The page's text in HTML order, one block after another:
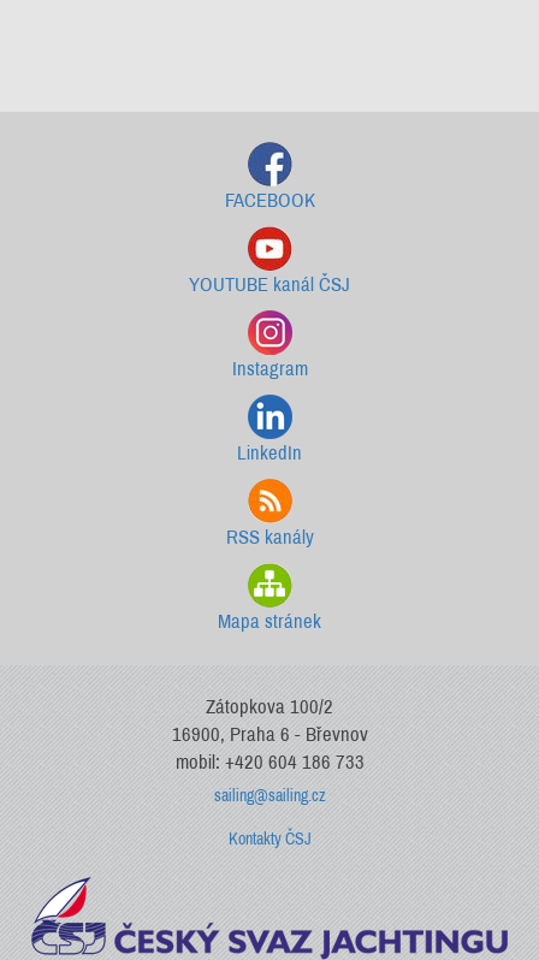
FACEBOOK
YOUTUBE kanál ČSJ
Instagram
LinkedIn
RSS kanály
Mapa stránek
Zátopkova 100/2
16900, Praha 6 - Břevnov
mobil: +420 604 186 733
sailing@sailing.cz
Kontakty ČSJ